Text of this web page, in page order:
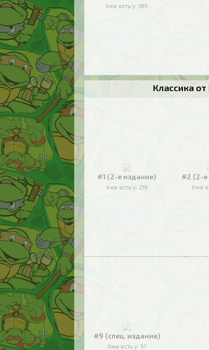
Уже есть у: 185
Классика
#1 (2-е издание)
Уже есть у: 216
#2 (2-е
Уже
#9 (спец. издание)
Уже есть у: 51